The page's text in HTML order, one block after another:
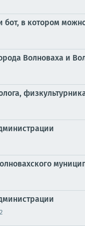
бот, в котором
Волноваха и